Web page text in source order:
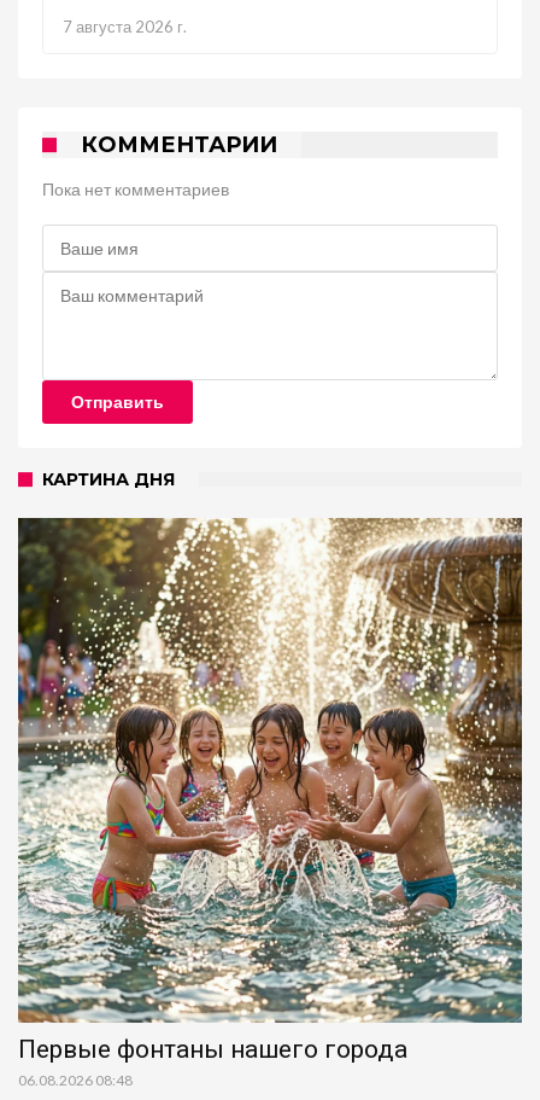
7 августа 2026 г.
КОММЕНТАРИИ
Пока нет комментариев
Отправить
КАРТИНА ДНЯ
Первые фонтаны нашего города
06.08.2026 08:48